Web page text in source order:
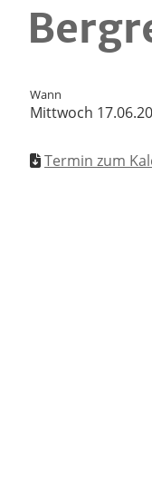
Wann
Mittwoch
Termin zum